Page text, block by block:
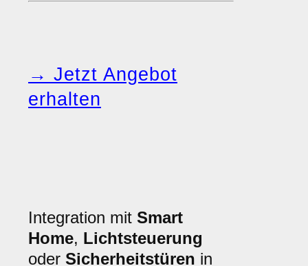
→ Jetzt Angebot
erhalten
Integration mit Smart
Home, Lichtsteuerung
oder Sicherheitstüren in